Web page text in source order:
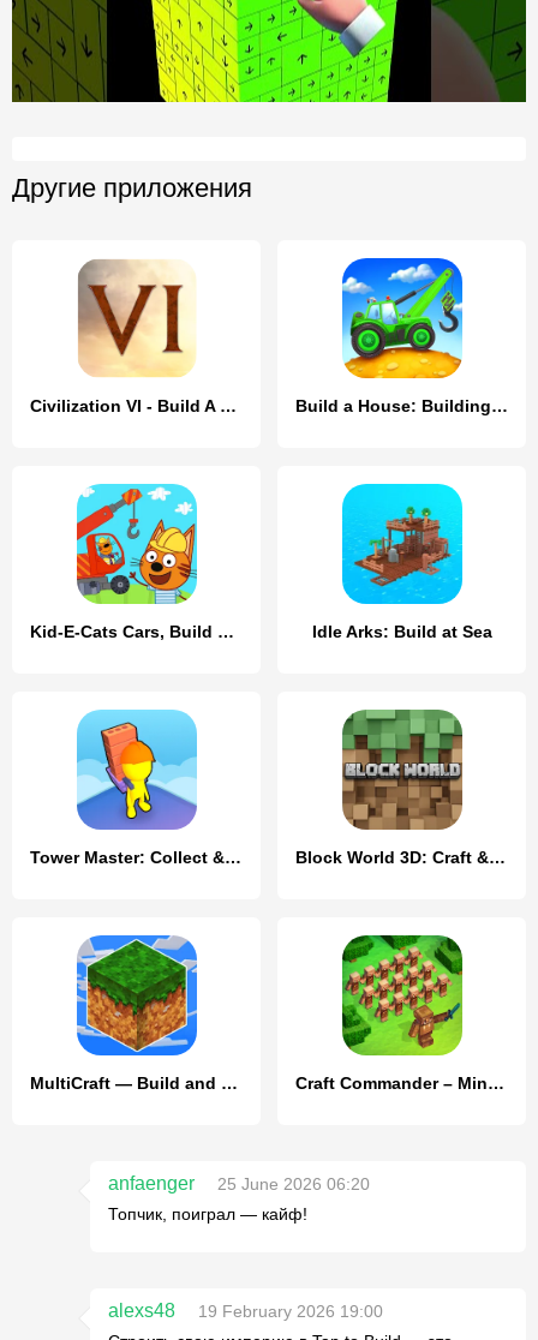
Другие приложения
Civilization VI - Build A City Build a House: Building Trucks
Kid-E-Cats Cars, Build a house Idle Arks: Build at Sea
Tower Master: Collect & Build Block World 3D: Craft & Build
MultiCraft — Build and Mine! Craft Commander – Mine & Build
anfaenger
25 June 2026 06:20
Топчик, поиграл — кайф!
alexs48
19 February 2026 19:00